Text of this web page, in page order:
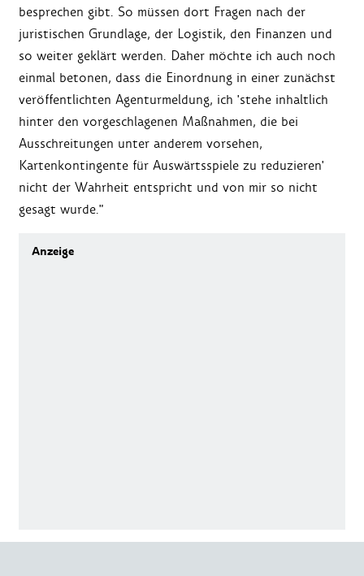
besprechen gibt. So müssen dort Fragen nach der
juristischen Grundlage, der Logistik, den Finanzen und
so weiter geklärt werden. Daher möchte ich auch noch
einmal betonen, dass die Einordnung in einer zunächst
veröffentlichten Agenturmeldung, ich 'stehe inhaltlich
hinter den vorgeschlagenen Maßnahmen, die bei
Ausschreitungen unter anderem vorsehen,
Kartenkontingente für Auswärtsspiele zu reduzieren'
nicht der Wahrheit entspricht und von mir so nicht
gesagt wurde."